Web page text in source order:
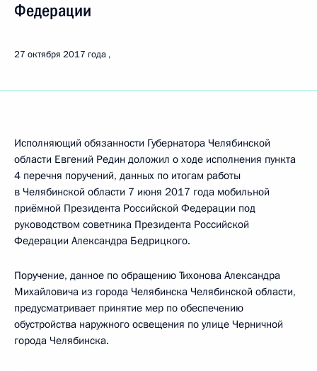
Федерации
27 октября 2017 года
Исполняющий обязанности Губернатора Челябинской
области Евгений Редин доложил о ходе исполнения пункта
4 перечня поручений, данных по итогам работы
в Челябинской области 7 июня 2017 года мобильной
приёмной Президента Российской Федерации под
руководством советника Президента Российской
Федерации Александра Бедрицкого.
Поручение, данное по обращению Тихонова Александра
Михайловича из города Челябинска Челябинской области,
предусматривает принятие мер по обеспечению
обустройства наружного освещения по улице Черничной
города Челябинска.